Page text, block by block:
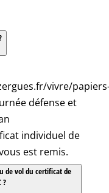
vivre/
défense et
individuel de
est remis.
de vol du certificat de
?